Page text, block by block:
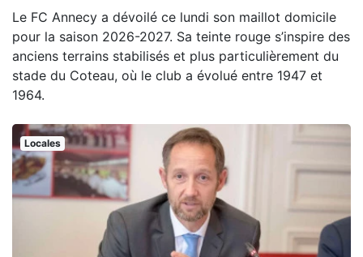
Le FC Annecy a dévoilé ce lundi son maillot domicile
pour la saison 2026-2027. Sa teinte rouge s’inspire des
anciens terrains stabilisés et plus particulièrement du
stade du Coteau, où le club a évolué entre 1947 et
1964.
Locales